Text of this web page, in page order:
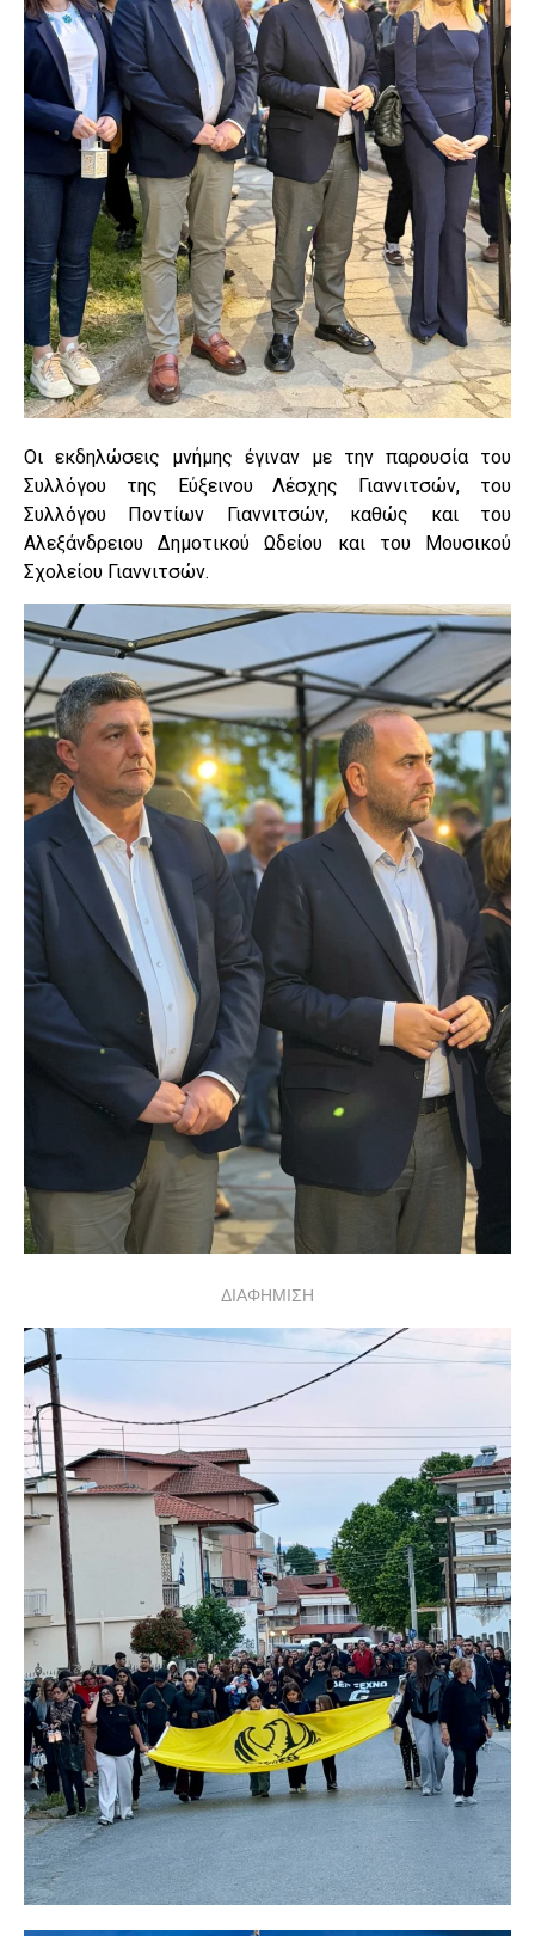
Οι εκδηλώσεις μνήμης έγιναν με την παρουσία του
Συλλόγου της Εύξεινου Λέσχης Γιαννιτσών, του
Συλλόγου Ποντίων Γιαννιτσών, καθώς και του
Αλεξάνδρειου Δημοτικού Ωδείου και του Μουσικού
Σχολείου Γιαννιτσών.
ΔΙΑΦΗΜΙΣΗ